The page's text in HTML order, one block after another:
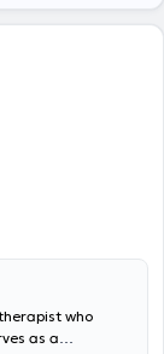
who
as a